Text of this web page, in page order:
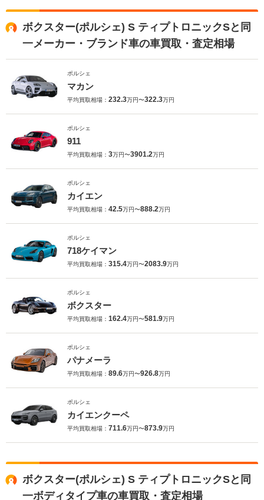
ボクスター(ポルシェ) S ティプトロニックSと同
一メーカー・ブランド車の車買取・査定相場
ポルシェ
マカン
平均買取相場： 232.3万円〜322.3万円
ポルシェ
911
平均買取相場： 3万円〜3901.2万円
ポルシェ
カイエン
平均買取相場： 42.5万円〜888.2万円
ポルシェ
718ケイマン
平均買取相場： 315.4万円〜2083.9万円
ポルシェ
ボクスター
平均買取相場： 162.4万円〜581.9万円
ポルシェ
パナメーラ
平均買取相場： 89.6万円〜926.8万円
ポルシェ
カイエンクーペ
平均買取相場： 711.6万円〜873.9万円
ボクスター(ポルシェ) S ティプトロニックSと同
一ボディタイプ車の車買取・査定相場